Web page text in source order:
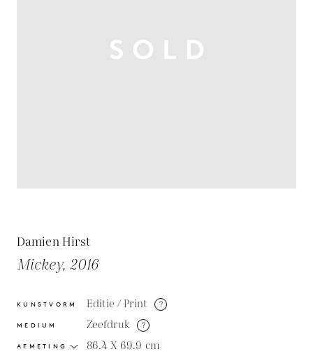
Damien Hirst
Mickey, 2016
KUNSTVORM Editie / Print ?
MEDIUM Zeefdruk ?
AFMETING 86.4 X 69.9 cm